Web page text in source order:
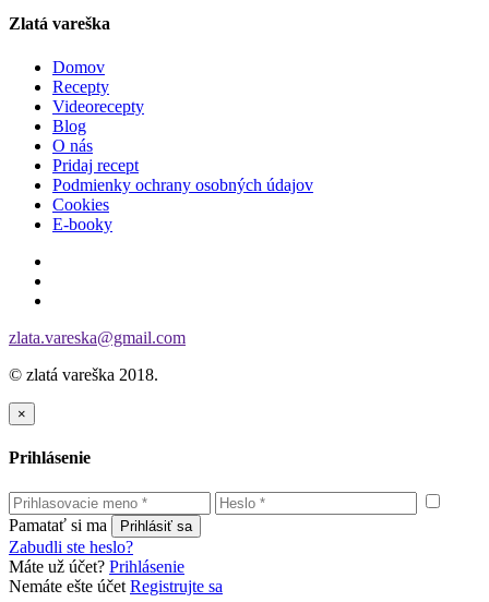
Zlatá vareška
Domov
Recepty
Videorecepty
Blog
O nás
Pridaj recept
Podmienky ochrany osobných údajov
Cookies
E-booky
zlata.vareska@gmail.com
© zlatá vareška 2018.
×
Prihlásenie
Pamatať si ma
Zabudli ste heslo?
Máte už účet? Prihlásenie
Nemáte ešte účet Registrujte sa